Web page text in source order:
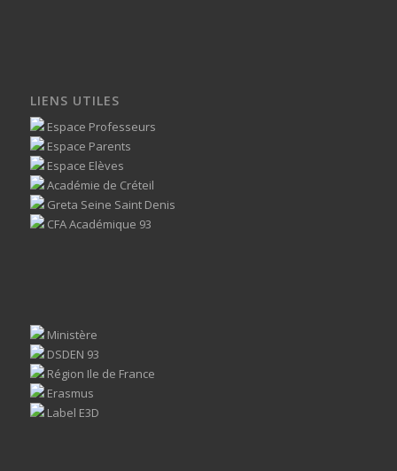
LIENS UTILES
Espace Professeurs
Espace Parents
Espace Elèves
Académie de Créteil
Greta Seine Saint Denis
CFA Académique 93
Ministère
DSDEN 93
Région Ile de France
Erasmus
Label E3D